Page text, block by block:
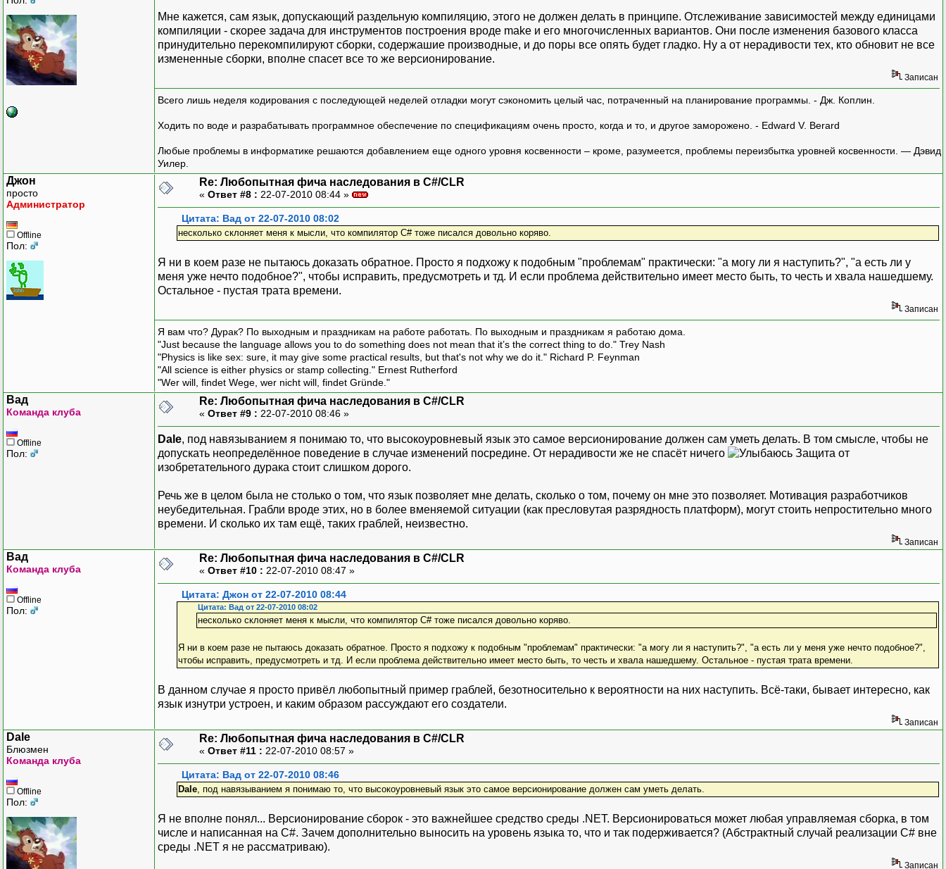
Мне кажется, сам язык, допускающий раздельную компиляцию, этого не должен делать в принципе. Отслеживание зависимостей между единицами
компиляции - скорее задача для инструментов построения вроде make и его многочисленных вариантов. Они после изменения базового класса
принудительно перекомпилируют сборки, содержашие производные, и до поры все опять будет гладко. Ну а от нерадивости тех, кто обновит не все
измененные сборки, вполне спасет все то же версионирование.
Записан
Всего лишь неделя кодирования с последующей неделей отладки могут сэкономить целый час, потраченный на планирование программы. - Дж. Коплин.
Ходить по воде и разрабатывать программное обеспечение по спецификациям очень просто, когда и то, и другое заморожено. - Edward V. Berard
Любые проблемы в информатике решаются добавлением еще одного уровня косвенности – кроме, разумеется, проблемы переизбытка уровней косвенности. — Дэвид
Уилер.
Джон
просто
Администратор
Offline
Пол:
Re: Любопытная фича наследования в C#/CLR
« Ответ #8 : 22-07-2010 08:44 »
Цитата: Вад от 22-07-2010 08:02
несколько склоняет меня к мысли, что компилятор C# тоже писался довольно коряво.
Я ни в коем разе не пытаюсь доказать обратное. Просто я подхожу к подобным "проблемам" практически: "а могу ли я наступить?", "а есть ли у
меня уже нечто подобное?", чтобы исправить, предусмотреть и тд. И если проблема действительно имеет место быть, то честь и хвала нашедшему.
Остальное - пустая трата времени.
Записан
Я вам что? Дурак? По выходным и праздникам на работе работать. По выходным и праздникам я работаю дома.
"Just because the language allows you to do something does not mean that it’s the correct thing to do." Trey Nash
"Physics is like sex: sure, it may give some practical results, but that's not why we do it." Richard P. Feynman
"All science is either physics or stamp collecting." Ernest Rutherford
"Wer will, findet Wege, wer nicht will, findet Gründe."
Вад
Команда клуба
Offline
Пол:
Re: Любопытная фича наследования в C#/CLR
« Ответ #9 : 22-07-2010 08:46 »
Dale, под навязыванием я понимаю то, что высокоуровневый язык это самое версионирование должен сам уметь делать. В том смысле, чтобы не
допускать неопределённое поведение в случае изменений посредине. От нерадивости же не спасёт ничего
Защита от
изобретательного дурака стоит слишком дорого.
Речь же в целом была не столько о том, что язык позволяет мне делать, сколько о том, почему он мне это позволяет. Мотивация разработчиков
неубедительная. Грабли вроде этих, но в более вменяемой ситуации (как пресловутая разрядность платформ), могут стоить непростительно много
времени. И сколько их там ещё, таких граблей, неизвестно.
Записан
Вад
Команда клуба
Offline
Пол:
Re: Любопытная фича наследования в C#/CLR
« Ответ #10 : 22-07-2010 08:47 »
Цитата: Джон от 22-07-2010 08:44
Цитата: Вад от 22-07-2010 08:02
несколько склоняет меня к мысли, что компилятор C# тоже писался довольно коряво.
Я ни в коем разе не пытаюсь доказать обратное. Просто я подхожу к подобным "проблемам" практически: "а могу ли я наступить?", "а есть ли у меня уже нечто подобное?",
чтобы исправить, предусмотреть и тд. И если проблема действительно имеет место быть, то честь и хвала нашедшему. Остальное - пустая трата времени.
В данном случае я просто привёл любопытный пример граблей, безотносительно к вероятности на них наступить. Всё-таки, бывает интересно, как
язык изнутри устроен, и каким образом рассуждают его создатели.
Записан
Dale
Блюзмен
Команда клуба
Offline
Пол:
Re: Любопытная фича наследования в C#/CLR
« Ответ #11 : 22-07-2010 08:57 »
Цитата: Вад от 22-07-2010 08:46
Dale, под навязыванием я понимаю то, что высокоуровневый язык это самое версионирование должен сам уметь делать.
Я не вполне понял... Версионирование сборок - это важнейшее средство среды .NET. Версионироваться может любая управляемая сборка, в том
числе и написанная на C#. Зачем дополнительно выносить на уровень языка то, что и так подерживается? (Абстрактный случай реализации C# вне
среды .NET я не рассматриваю).
Записан